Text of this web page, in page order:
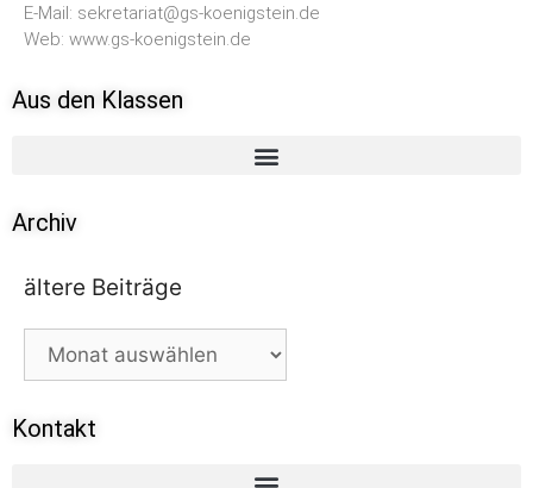
E-Mail: sekretariat@gs-koenigstein.de
Web: www.gs-koenigstein.de
Aus den Klassen
Archiv
ältere Beiträge
Kontakt